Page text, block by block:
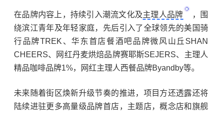
在品牌内容上，持续引入潮流文化及主理人品牌
，围
绕滨江青年及年轻家庭，先后引入了全球领先的美国骑
行品牌TREK、华东首店餐酒吧品牌微风山丘SHAN
CHEERS、网红丹麦烘焙品牌赛耶斯SEJERS、主理人
精品咖啡品牌1%，网红主理人西餐品牌Byandby等。
未来随着街区焕新升级节奏的推进，项目方还透露还将
陆续进驻更多高量级品牌首店，主题店，概念店和旗舰